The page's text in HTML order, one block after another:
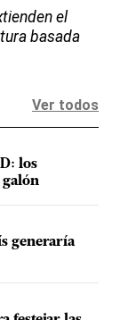
el
basada
Ver todos
los
galón
generaría